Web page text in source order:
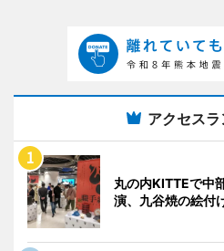
アクセス
丸の内KITTEで中
演、九谷焼の絵付